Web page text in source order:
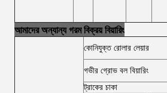
আমাদের অন্যান্য গরম বিক্রয় বিয়ারিং
কোনিযুক্ত রোলার লেয়ার
গভীর গ্রোভ বল বিয়ারিং
ট্রাকের চাকা